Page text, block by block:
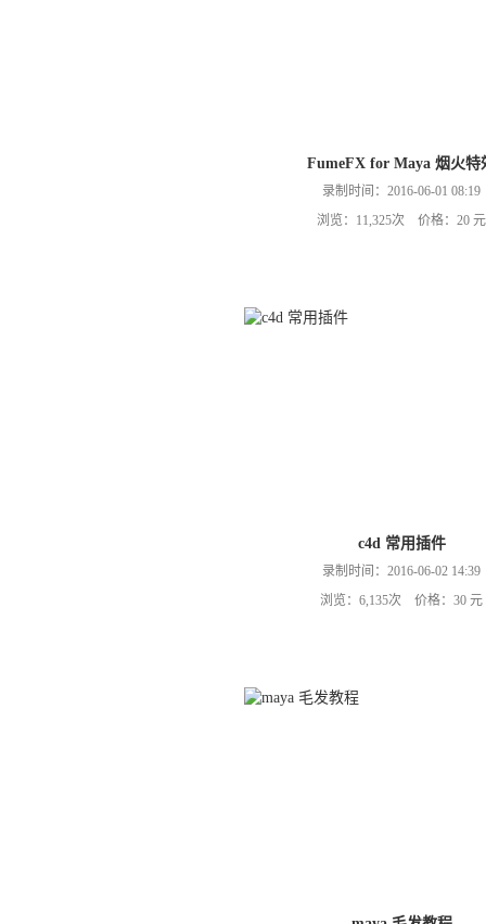
FumeFX for Maya 烟火特
录制时间：2016-06-01 08:19
浏览：11,325次 价格：20 元
c4d 常用插件
录制时间：2016-06-02 14:39
浏览：6,135次 价格：30 元